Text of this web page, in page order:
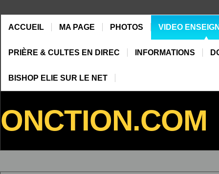
ACCUEIL MA PAGE PHOTOS VIDEO
PRIÈRE & CULTES EN DIREC INFORMATIONS
BISHOP ELIE SUR LE NET
ONCTION.COM